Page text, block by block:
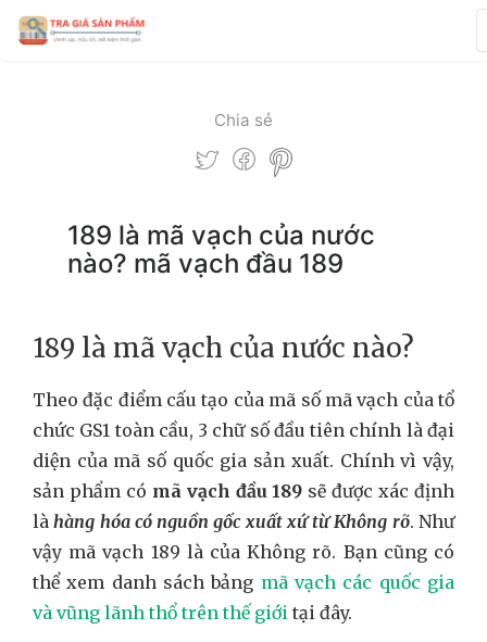
Chia sẻ
189 là mã vạch của nước
nào? mã vạch đầu 189
189 là mã vạch của nước nào?
Theo đặc điểm cấu tạo của mã số mã vạch của tổ
chức GS1 toàn cầu, 3 chữ số đầu tiên chính là đại
diện của mã số quốc gia sản xuất. Chính vì vậy,
sản phẩm có mã vạch đầu 189 sẽ được xác định
làhàng hóa có nguồn gốc xuất xứ từ Không rõ. Như
vậy mã vạch 189 là của Không rõ. Bạn cũng có
thể xem danh sách bảng mã vạch các quốc gia
và vũng lãnh thổ trên thế giới tại đây.